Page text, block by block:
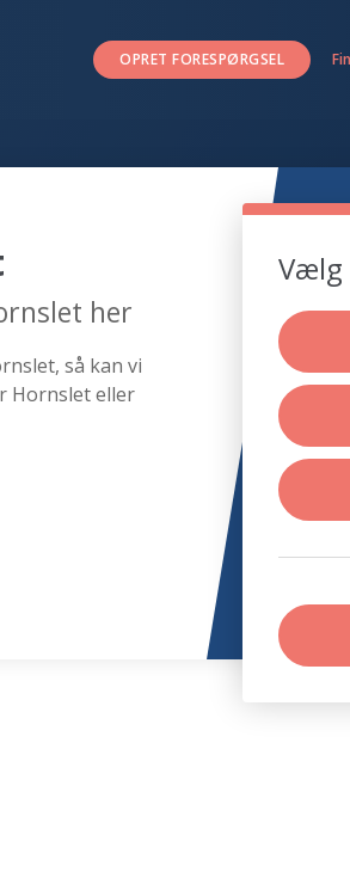
OPRET FORESPØRGSEL
her
så kan vi
Hornslet eller
Vælg